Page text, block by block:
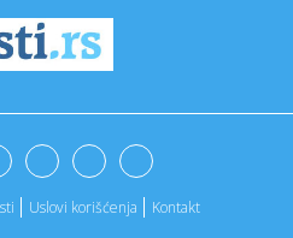
davanja krvi 11. avgusta u
male privrednike
se MOL o kupovini NIS-a
Uslovi korišćenja Kontakt